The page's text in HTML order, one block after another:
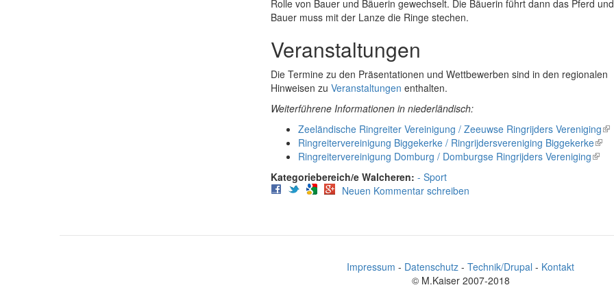
Rolle von Bauer und Bäuerin gewechselt. Die Bäuerin führt dann das Pferd
Bauer muss mit der Lanze die Ringe stechen.
Veranstaltungen
Die Termine zu den Präsentationen und Wettbewerben sind in den regionalen
Hinweisen zu Veranstaltungen enthalten.
Weiterführene Informationen in niederländisch:
Zeeländische Ringreiter Vereinigung / Zeeuwse Ringrijders Vereniging(link
is
Ringreitervereinigung Biggekerke / Ringrijdersvereniging Biggekerke(link
is
Ringreitervereinigung Domburg / Domburgse Ringrijders Vereniging(link
Walcheren:
Sport
Neuen Kommentar schreiben
Impressum - Datenschutz - Technik/Drupal - Kontakt
© M.Kaiser 2007-2018